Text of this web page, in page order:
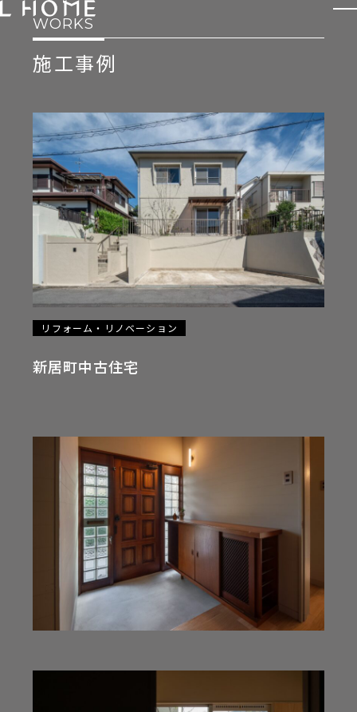
会社概要
注文住宅
REFORM / RENOVA
リフォーム・
リノベーション
耐震工事
FACTORY
工場・倉庫
SHOP
店舗
OFFICE
オフィス
不動産
施工事例 イベント
CONTACT
お問い合わせ スタッフ
PRIVACY POLICY
WORKS
施工事例
リフォーム・リノベーション
新居町中古住宅